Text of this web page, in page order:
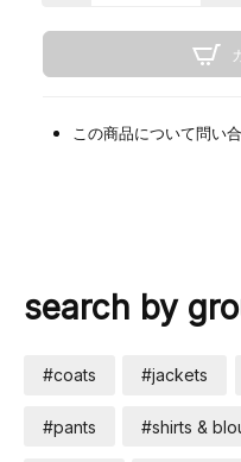
この商品について問い
search by
#coats #jackets
#pants #shirts &